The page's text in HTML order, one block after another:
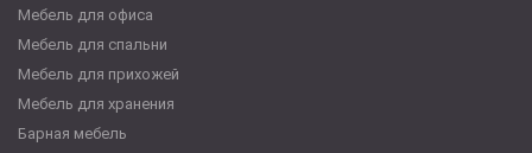
Мебель для офиса
Мебель для спальни
Мебель для прихожей
Мебель для хранения
Барная мебель